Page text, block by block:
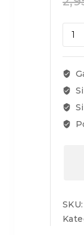
Bit
Pro
Torx
30
3/1
SKU: